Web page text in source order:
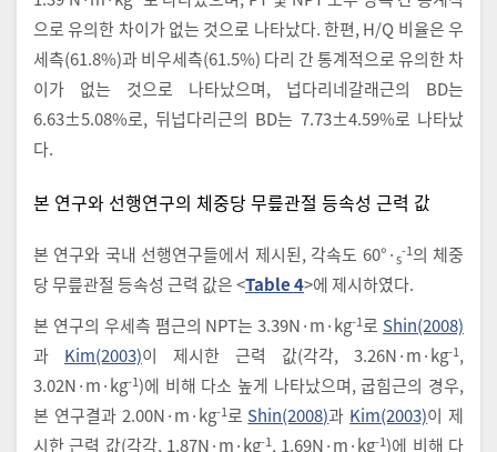
으로 유의한 차이가 없는 것으로 나타났다. 한편, H/Q 비율은 우
세측(61.8%)과 비우세측(61.5%) 다리 간 통계적으로 유의한 차
이가 없는 것으로 나타났으며, 넙다리네갈래근의 BD는
6.63±5.08%로, 뒤넙다리근의 BD는 7.73±4.59%로 나타났
다.
본 연구와 선행연구의 체중당 무릎관절 등속성 근력 값
본 연구와 국내 선행연구들에서 제시된, 각속도 60°·s
-1의 체중
당 무릎관절 등속성 근력 값은 <Table 4>에 제시하였다.
본 연구의 우세측 폄근의 NPT는 3.39N·m·kg-1로 Shin(2008)
과 Kim(2003)이 제시한 근력 값(각각, 3.26N·m·kg-1,
3.02N·m·kg-1)에 비해 다소 높게 나타났으며, 굽힘근의 경우,
본 연구결과 2.00N·m·kg-1로 Shin(2008)과 Kim(2003)이 제
시한 근력 값(각각, 1.87N·m·kg-1, 1.69N·m·kg-1)에 비해 다